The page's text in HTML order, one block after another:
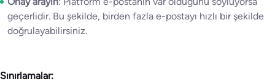
geçerlidir. Bu şekilde, birden fazla e-postayı hızlı bir şekilde
doğrulayabilirsiniz.
Sınırlamalar: